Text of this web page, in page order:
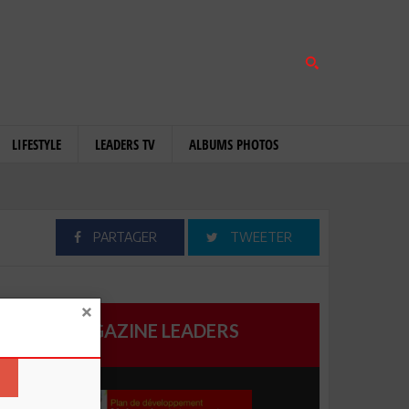
LIFESTYLE LEADERS TV ALBUMS PHOTOS
PARTAGER TWEETER
MAGAZINE LEADERS